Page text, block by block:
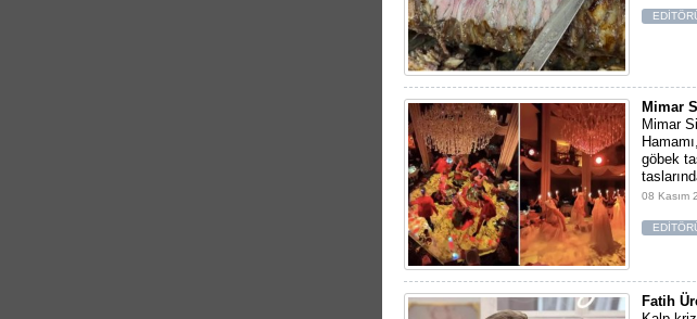
Mimar
Mimar
göbek
08 Kasım
Fatih